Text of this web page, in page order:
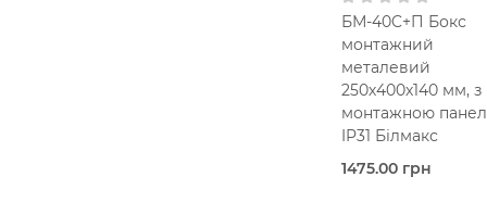
БМ-40C+П Бокс
монтажний
металевий
250х400х140 мм, з
монтажною
IP31 Білмакс
1475.00 грн